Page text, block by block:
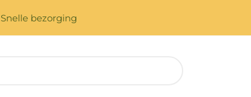
Snelle bezorging